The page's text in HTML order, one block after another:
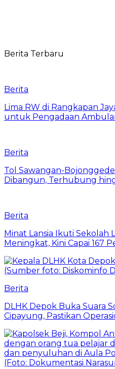
Berita Terbaru
Berita
Lima RW di Rangkapan
untuk Pengadaan
Berita
Tol Sawangan-
Dibangun, Terhubung
Berita
Minat Lansia Ikuti Sekolah
Meningkat, Kini Capai 167
Berita
DLHK Depok Buka Suara
Cipayung, Pastikan